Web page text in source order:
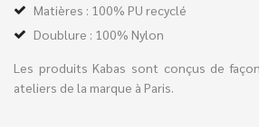
Matières : 100% PU recyclé
Doublure : 100% Nylon
Les produits Kabas sont conçus de
ateliers de la marque à Paris.